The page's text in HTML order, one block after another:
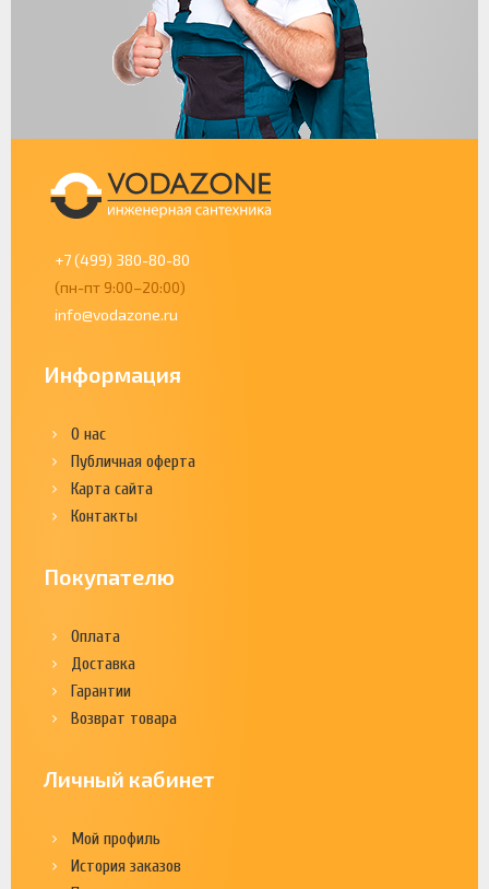
+7 (499) 380-80-80
(пн-пт 9:00–20:00)
info@vodazone.ru
Информация
О нас
Публичная оферта
Карта сайта
Контакты
Покупателю
Оплата
Доставка
Гарантии
Возврат товара
Личный кабинет
Мой профиль
История заказов